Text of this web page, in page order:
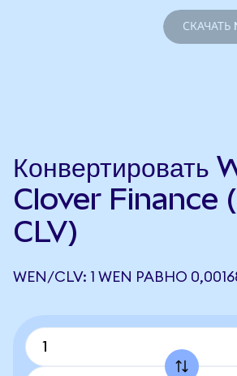
СКАЧАТЬ
Конвертировать
Clover Finance
CLV)
WEN/CLV: 1 WEN РАВНО